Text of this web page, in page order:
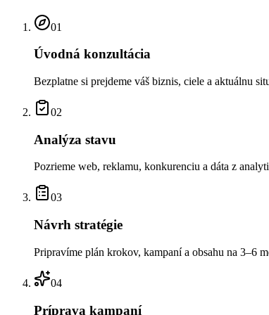
01
Úvodná konzultácia
Bezplatne si prejdeme váš biznis, ciele a aktuálnu
02
Analýza stavu
Pozrieme web, reklamu, konkurenciu a dáta z
03
Návrh stratégie
Pripravíme plán krokov, kampaní a obsahu na 3–6
04
Príprava kampaní